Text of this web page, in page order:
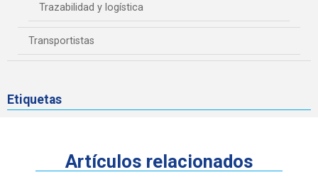
Trazabilidad y logística
Transportistas
Etiquetas
Artículos relacionados